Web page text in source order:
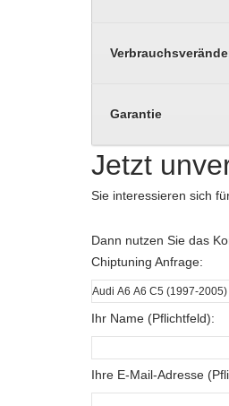
Garantie
Jetzt
Sie interessieren sich
Dann nutzen Sie das
Chiptuning Anfrage:
Ihr Name (Pflichtfeld):
Ihre E-Mail-Adresse